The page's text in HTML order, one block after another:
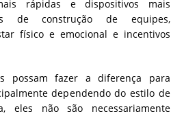
rápidas e dispositivos mais
de construção de equipes,
físico e emocional e incentivos
possam fazer a diferença para
dependendo do estilo de
eles não são necessariamente